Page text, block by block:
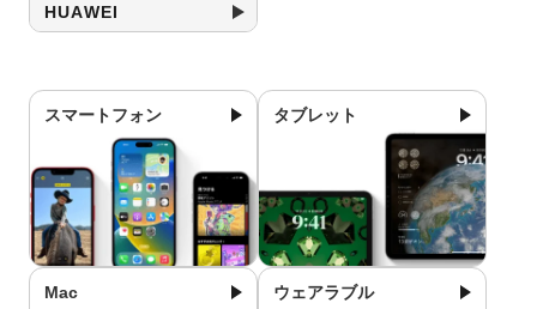
HUAWEI
スマートフォン タブレット
Mac ウェアラブル